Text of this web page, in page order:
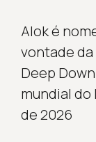
Alok é
vontade da
Deep
mundial do
de 2026